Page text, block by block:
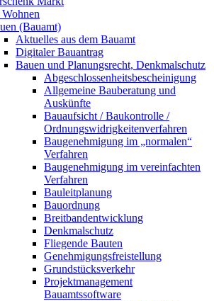
(Bauamt)
Aktuelles aus dem Bauamt
Digitaler Bauantrag
Bauen und Planungsrecht, Denkmalschutz
Abgeschlossenheitsbescheinigung
Allgemeine Bauberatung und
Auskünfte
Bauaufsicht / Baukontrolle /
Ordnungswidrigkeitenverfahren
Baugenehmigung im „normalen“
Verfahren
Baugenehmigung im vereinfachten
Verfahren
Bauleitplanung
Bauordnung
Breitbandentwicklung
Denkmalschutz
Fliegende Bauten
Genehmigungsfreistellung
Grundstücksverkehr
Projektmanagement
Bauamtssoftware